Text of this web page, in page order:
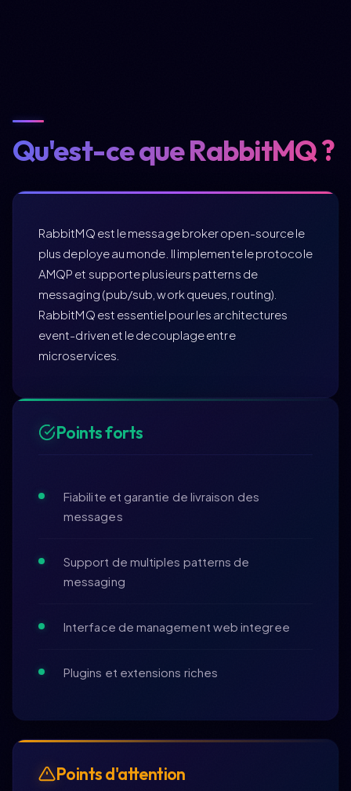
Qu'est-ce que RabbitMQ ?
RabbitMQ est le message broker open-source le
plus deploye au monde. Il implemente le protocole
AMQP et supporte plusieurs patterns de
messaging (pub/sub, work queues, routing).
RabbitMQ est essentiel pour les architectures
event-driven et le decouplage entre
microservices.
Points forts
Fiabilite et garantie de livraison des
messages
Support de multiples patterns de
messaging
Interface de management web integree
Plugins et extensions riches
Points d'attention